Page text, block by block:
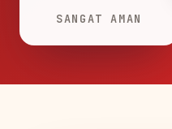
SANGAT AMAN